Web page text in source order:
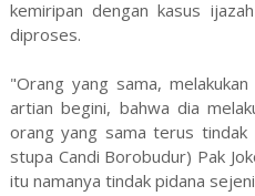
kemiripan dengan kasus
diproses.
"Orang yang sama,
artian begini, bahwa dia
orang yang sama terus tindak
stupa Candi Borobudur) Pak
itu namanya tindak pidana